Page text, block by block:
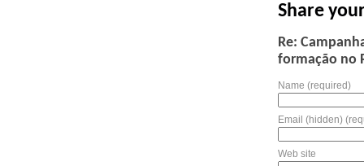
Share
Re:
formação no
Name (required)
Email (hidden)
Web site